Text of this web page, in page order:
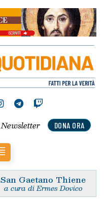
DONA ORA
Newsletter
San Gaetano Thiene
a cura di Ermes Dovico